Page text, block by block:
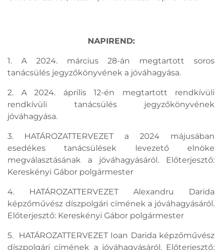
NAPIREND:
1. A 2024. március 28-án megtartott soros
tanácsülés jegyzőkönyvének a jóváhagyása.
2. A 2024. április 12-én megtartott rendkívüli
rendkívüli tanácsülés jegyzőkönyvének
jóváhagyása.
3. HATÁROZATTERVEZET a 2024 májusában
esedékes tanácsülések levezető elnöke
megválasztásának a jóváhagyásáról. Előterjesztő:
Kereskényi Gábor polgármester
4. HATÁROZATTERVEZET Alexandru Darida
képzőművész díszpolgári címének a jóváhagyásáról.
Előterjesztő: Kereskényi Gábor polgármester
5. HATÁROZATTERVEZET Ioan Darida képzőművész
díszpolgári címének a jóváhagyásáról. Előterjesztő: